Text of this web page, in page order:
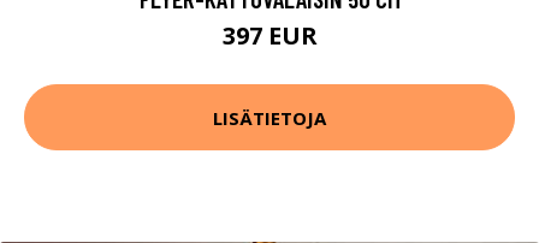
397 EUR
LISÄTIETOJA